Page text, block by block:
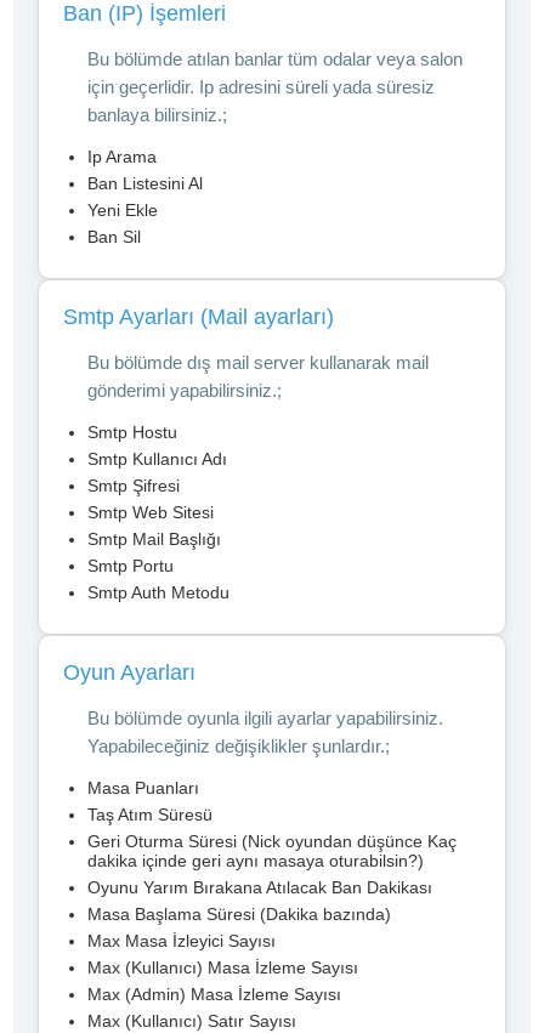
Ban (IP) İşemleri
Bu bölümde atılan banlar tüm odalar veya salon
için geçerlidir. Ip adresini süreli yada süresiz
banlaya bilirsiniz.;
Ip Arama
Ban Listesini Al
Yeni Ekle
Ban Sil
Smtp Ayarları (Mail ayarları)
Bu bölümde dış mail server kullanarak mail
gönderimi yapabilirsiniz.;
Smtp Hostu
Smtp Kullanıcı Adı
Smtp Şifresi
Smtp Web Sitesi
Smtp Mail Başlığı
Smtp Portu
Smtp Auth Metodu
Oyun Ayarları
Bu bölümde oyunla ilgili ayarlar yapabilirsiniz.
Yapabileceğiniz değişiklikler şunlardır.;
Masa Puanları
Taş Atım Süresü
Geri Oturma Süresi (Nick oyundan düşünce Kaç
dakika içinde geri aynı masaya oturabilsin?)
Oyunu Yarım Bırakana Atılacak Ban Dakikası
Masa Başlama Süresi (Dakika bazında)
Max Masa İzleyici Sayısı
Max (Kullanıcı) Masa İzleme Sayısı
Max (Admin) Masa İzleme Sayısı
Max (Kullanıcı) Satır Sayısı